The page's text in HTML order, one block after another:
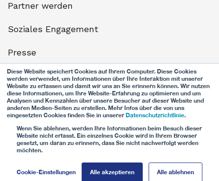
Diese Website speichert Cookies auf Ihrem Computer. Diese Cookies
werden verwendet, um Informationen über Ihre Interaktion mit unserer
Website zu erfassen und damit wir uns an Sie erinnern können. Wir nutzen
diese Informationen, um Ihre Website-Erfahrung zu optimieren und um
Analysen und Kennzahlen über unsere Besucher auf dieser Website und
anderen Medien-Seiten zu erstellen. Mehr Infos über die von uns
eingesetzten Cookies finden Sie in unserer Datenschutzrichtlinie.
Wenn Sie ablehnen, werden Ihre Informationen beim Besuch dieser
Website nicht erfasst. Ein einzelnes Cookie wird in Ihrem Browser
gesetzt, um daran zu erinnern, dass Sie nicht nachverfolgt werden
möchten.
Cookie-Einstellungen Alle akzeptieren Alle ablehnen
Partner werden
Soziales Engagement
Presse
Datenschutz
Nutzungsbestimmungen